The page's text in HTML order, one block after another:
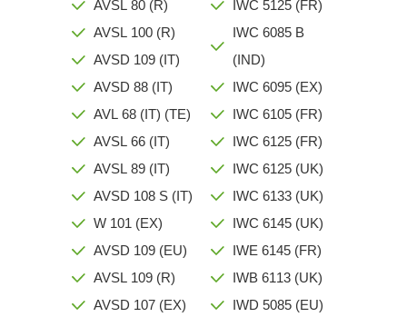
AVSL 80 (R)
AVSL 100 (R)
AVSD 109 (IT)
AVSD 88 (IT)
AVL 68 (IT) (TE)
AVSL 66 (IT)
AVSL 89 (IT)
AVSD 108 S (IT)
W 101 (EX)
AVSD 109 (EU)
AVSL 109 (R)
AVSD 107 (EX)
IWC 5125 (FR)
IWC 6085 B
(IND)
IWC 6095 (EX)
IWC 6105 (FR)
IWC 6125 (FR)
IWC 6125 (UK)
IWC 6133 (UK)
IWC 6145 (UK)
IWE 6145 (FR)
IWB 6113 (UK)
IWD 5085 (EU)